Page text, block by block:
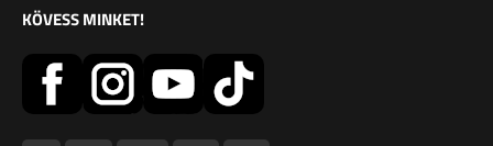
KÖVESS MINKET!